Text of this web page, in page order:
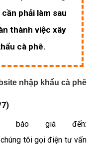
phải làm sau
thành việc xây
cà phê.
nhập khẩu cà phê
báo giá đến:
chúng tôi gọi điện tư vấn